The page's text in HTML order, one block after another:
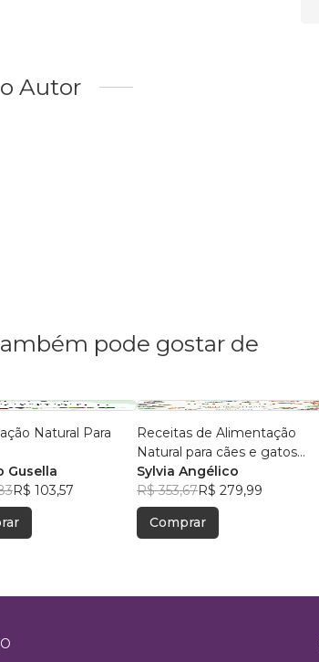
Autor
pode gostar de
Natural Para
Gusella
R$ 103,57
Receitas de Alimentação
Natural para cães e gatos
(COLORIDO)
Sylvia Angélico
R$ 353,67R$ 279,99
Comprar